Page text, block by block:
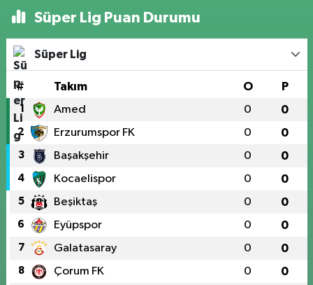
Süper Lig Puan Durumu
Süper Lig
# Takım O P
1 Amed 0 0
2 Erzurumspor FK 0 0
3 Başakşehir 0 0
4 Kocaelispor 0 0
5 Beşiktaş 0 0
6 Eyüpspor 0 0
7 Galatasaray 0 0
8 Çorum FK 0 0